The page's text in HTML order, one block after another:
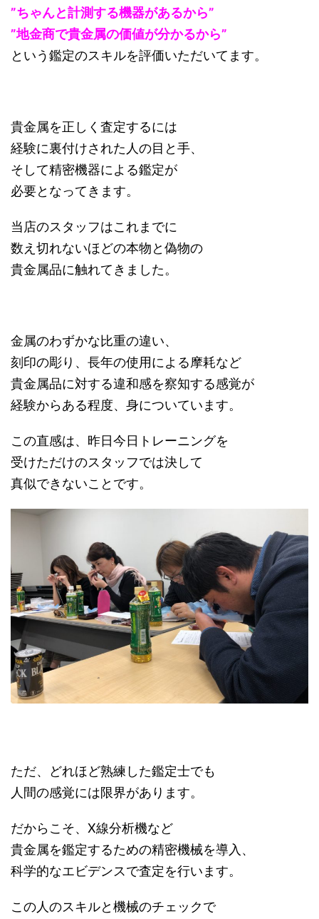
”ちゃんと計測する機器があるから”
”地金商で貴金属の価値が分かるから”
という鑑定のスキルを評価いただいてます。
貴金属を正しく査定するには
経験に裏付けされた人の目と手、
そして精密機器による鑑定が
必要となってきます。
当店のスタッフはこれまでに
数え切れないほどの本物と偽物の
貴金属品に触れてきました。
金属のわずかな比重の違い、
刻印の彫り、長年の使用による摩耗など
貴金属品に対する違和感を察知する感覚が
経験からある程度、身についています。
この直感は、昨日今日トレーニングを
受けただけのスタッフでは決して
真似できないことです。
ただ、どれほど熟練した鑑定士でも
人間の感覚には限界があります。
だからこそ、X線分析機など
貴金属を鑑定するための精密機械を導入、
科学的なエビデンスで査定を行います。
この人のスキルと機械のチェックで